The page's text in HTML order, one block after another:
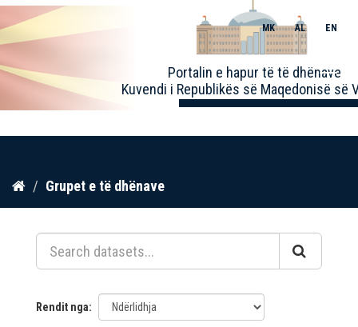
Kalo
përmbajtja
Portalin e hapur të të dhënave
Kuvendi i Republikës së Maqedonisë së
MK AL EN
Toggle
Grupet e të dhënave
Rendit nga